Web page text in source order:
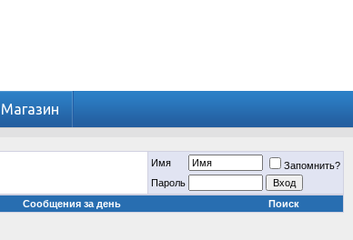
Магазин
Имя
Запомнить?
Пароль
Сообщения за день Поиск